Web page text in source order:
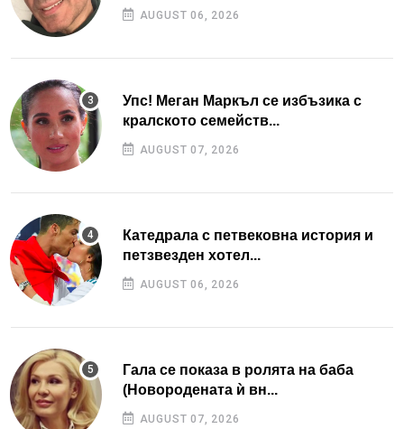
AUGUST 06, 2026
Упс! Меган Маркъл се избъзика с
кралското семейств...
AUGUST 07, 2026
Катедрала с петвековна история и
петзвезден хотел...
AUGUST 06, 2026
Гала се показа в ролята на баба
(Новородената ѝ вн...
AUGUST 07, 2026